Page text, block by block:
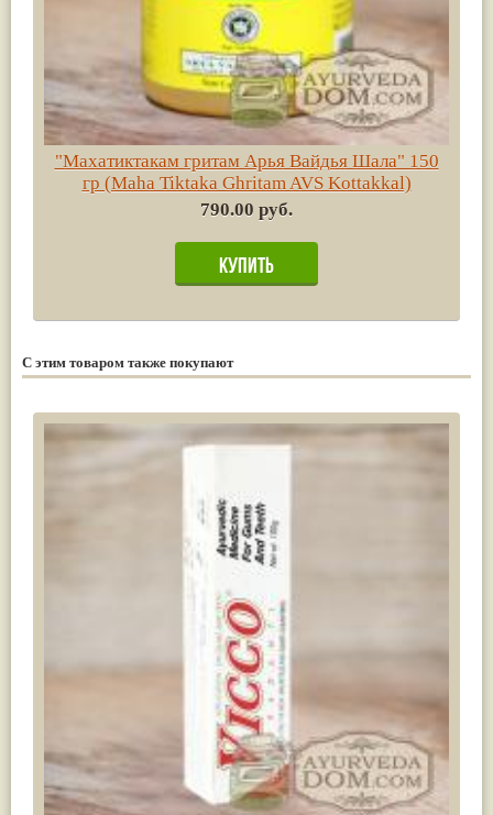
"Махатиктакам гритам Арья Вайдья Шала" 150
гр (Maha Tiktaka Ghritam AVS Kottakkal)
790.00 руб.
С этим товаром также покупают